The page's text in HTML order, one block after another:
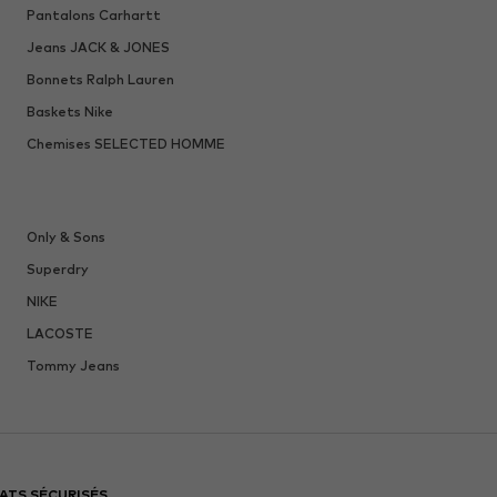
Pantalons Carhartt
Jeans JACK & JONES
Bonnets Ralph Lauren
Baskets Nike
Chemises SELECTED HOMME
Only & Sons
Superdry
NIKE
LACOSTE
Tommy Jeans